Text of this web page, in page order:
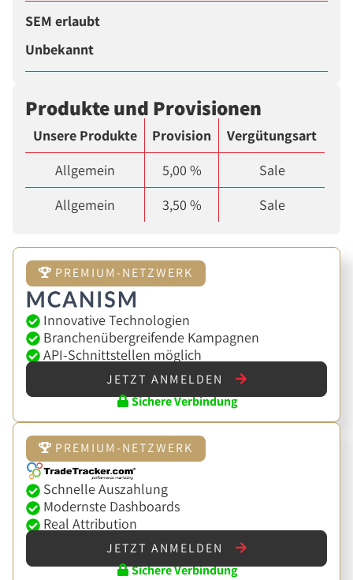
SEM erlaubt
Unbekannt
Produkte und Provisionen
Unsere Produkte Provision
Vergütungsart
Allgemein
5,00 %
Sale
Allgemein
3,50 % Sale
PREMIUM-NETZWERK
Innovative Technologien
Branchenübergreifende Kampagnen
API-Schnittstellen möglich
JETZT ANMELDEN
Sichere Verbindung
PREMIUM-NETZWERK
Schnelle Auszahlung
Modernste Dashboards
Real Attribution
JETZT ANMELDEN
Sichere Verbindung